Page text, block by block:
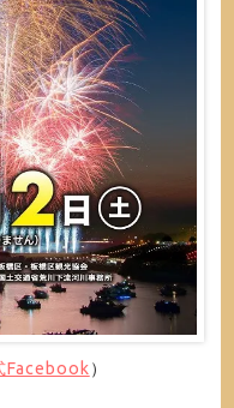
Facebook）